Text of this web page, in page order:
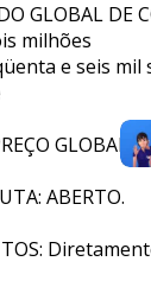
GLOBAL DE
milhões
e seis mil
GLOBAL.
ABERTO.